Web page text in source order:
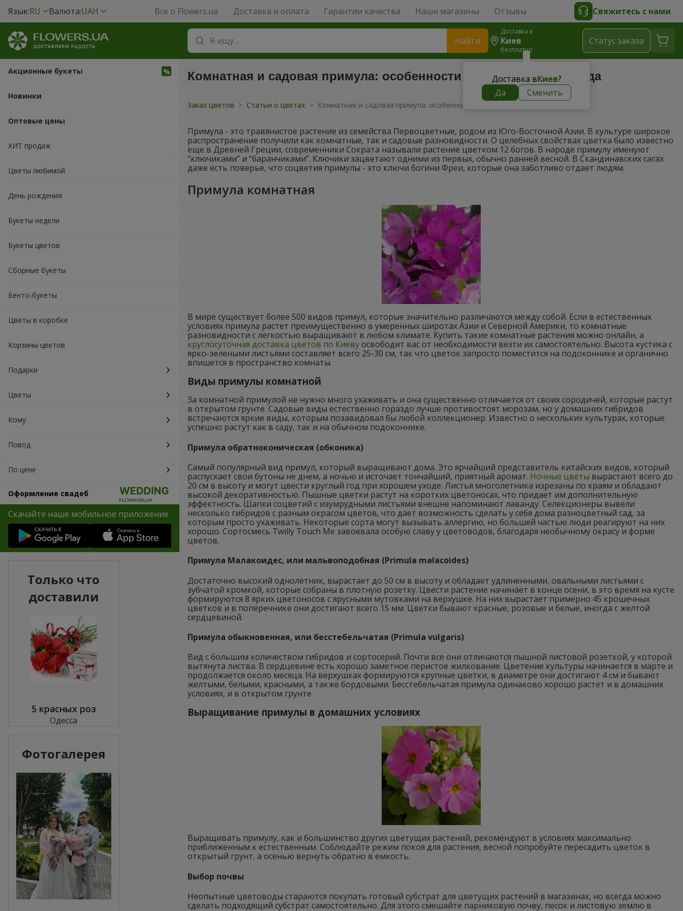
Язык:RU Валюта:UAH Все о Flowers.ua Доставка и оплата Гарантии качества Наши магазины Отзывы Свяжитесь с нами
Найти
Доставка в
Киев
бесплатно
Доставка вКиев?
Да
Сменить
Cтатус заказа
Акционные букеты
Новинки
Оптовые цены
ХИТ продаж
Цветы любимой
День рождения
Букеты недели
Букеты цветов
Сборные букеты
Бенто-букеты
Цветы в коробке
Корзины цветов
Подарки
Цветы
Кому
Повод
По цене
Оформление свадеб
Скачайте наше мобильное приложение
Комнатная и садовая примула: особенности выращивания и ухода
Заказ цветов > Статьи о цветах > Комнатная и садовая примула: особенности выращивания и ухода
Примула - это травянистое растение из семейства Первоцветные, родом из Юго-Восточной Азии. В культуре широкое
распространение получили как комнатные, так и садовые разновидности. О целебных свойствах цветка было известно
еще в Древней Греции, современники Сократа называли растение цветком 12 богов. В народе примулу именуют
“ключиками” и “баранчиками”. Ключики зацветают одними из первых, обычно ранней весной. В Скандинавских сагах
даже есть поверье, что соцветия примулы - это ключи богини Фреи, которые она заботливо отдает людям.
Примула комнатная
В мире существует более 500 видов примул, которые значительно различаются между собой. Если в естественных
условиях примула растет преимущественно в умеренных широтах Азии и Северной Америки, то комнатные
разновидности с легкостью выращивают в любом климате. Купить такие комнатные растения можно онлайн, а
круглосуточная доставка цветов по Киевуосвободит вас от необходимости везти их самостоятельно. Высота кустика с
ярко-зелеными листьями составляет всего 25-30 см, так что цветок запросто поместится на подоконнике и органично
впишется в пространство комнаты.
Виды примулы комнатной
За комнатной примулой не нужно много ухаживать и она существенно отличается от своих сородичей, которые растут
в открытом грунте. Садовые виды естественно гораздо лучше противостоят морозам, но у домашних гибридов
встречаются яркие виды, которым позавидовал бы любой коллекционер. Известно о нескольких культурах, которые
успешно растут как в саду, так и на обычном подоконнике.
Примула обратноконическая (обконика)
Самый популярный вид примул, который выращивают дома. Это ярчайший представитель китайских видов, который
распускает свои бутоны не днем, а ночью и источает тончайший, приятный аромат. Ночные цветы вырастают всего до
20 см в высоту и могут цвести круглый год при хорошем уходе. Листья многолетника изрезаны по краям и обладают
высокой декоративностью. Пышные цветки растут на коротких цветоносах, что придает им дополнительную
эффектность. Шапки соцветий с изумрудными листьями внешне напоминают лаванду. Селекционеры вывели
несколько гибридов с разным окрасом цветов, что дает возможность сделать у себя дома разноцветный сад, за
которым просто ухаживать. Некоторые сорта могут вызывать аллергию, но большей частью люди реагируют на них
хорошо. Сортосмесь Twilly Touch Me завоевала особую славу у цветоводов, благодаря необычному окрасу и форме
цветов.
Примула Малакоидес, или мальвоподобная (Primula malacoides)
Достаточно высокий однолетник, вырастает до 50 см в высоту и обладает удлиненными, овальными листьями с
зубчатой кромкой, которые собраны в плотную розетку. Цвести растение начинает в конце осени, в это время на кусте
формируются 8 ярких цветоносов с ярусными мутовками на верхушке. На них вырастает примерно 45 крошечных
цветков и в поперечнике они достигают всего 15 мм. Цветки бывают красные, розовые и белые, иногда с желтой
сердцевиной.
Примула обыкновенная, или бесстебельчатая (Primula vulgaris)
Вид с большим количеством гибридов и сортосерий. Почти все они отличаются пышной листовой розеткой, у которой
вытянута листва. В сердцевине есть хорошо заметное перистое жилкование. Цветение культуры начинается в марте и
продолжается около месяца. На верхушках формируются крупные цветки, в диаметре они достигают 4 см и бывают
желтыми, белыми, красными, а также бордовыми. Бесстебельчатая примула одинаково хорошо растет и в домашних
условиях, и в открытом грунте.
Выращивание примулы в домашних условиях
Выращивать примулу, как и большинство других цветущих растений, рекомендуют в условиях максимально
приближенным к естественным. Соблюдайте режим покоя для растения, весной попробуйте пересадить цветок в
открытый грунт, а осенью вернуть обратно в емкость.
Выбор почвы
Неопытные цветоводы стараются покупать готовый субстрат для цветущих растений в магазинах, но всегда можно
сделать подходящий субстрат самостоятельно. Для этого смешайте парниковую почву, песок и листовую землю в
Только что
доставили
5 красных роз
Одесса
Фотогалерея